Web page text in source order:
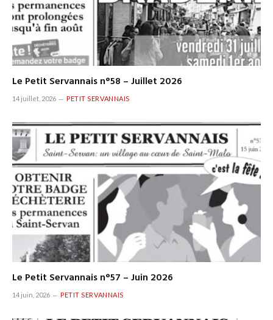
Le Petit Servannais n°58 – Juillet 2026
14 juillet, 2026 PETIT SERVANNAIS
Le Petit Servannais n°57 – Juin 2026
14 juin, 2026 PETIT SERVANNAIS